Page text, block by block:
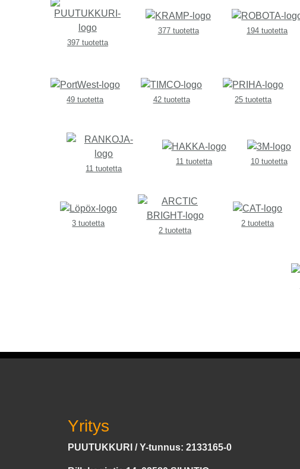
397 tuotetta
377 tuotetta 194 tuotetta
49 tuotetta 42 tuotetta 25 tuotetta
11 tuotetta
11 tuotetta 10 tuotetta
3 tuotetta
2 tuotetta
2 tuotetta
Yritys
PUUTUKKURI / Y-tunnus: 2133165-0